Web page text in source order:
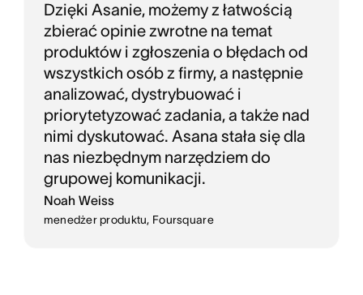
Dzięki Asanie, możemy z łatwością
zbierać opinie zwrotne na temat
produktów i zgłoszenia o błędach od
wszystkich osób z firmy, a następnie
analizować, dystrybuować i
priorytetyzować zadania, a także nad
nimi dyskutować. Asana stała się dla
nas niezbędnym narzędziem do
grupowej komunikacji.
Noah Weiss
menedżer produktu, Foursquare